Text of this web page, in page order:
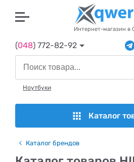
Интернет-магазин в
(048) 772-82-92
Ноутбуки
Каталог
Каталог брендов